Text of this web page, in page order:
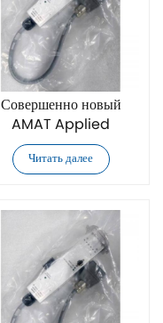
Совершенно новый
AMAT Applied
0090-04310
плата управления
Читать далее